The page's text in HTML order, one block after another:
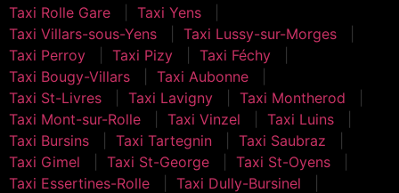
Taxi Rolle Gare
Taxi Yens
Taxi Villars-sous-Yens
Taxi Lussy-sur-Morges
Taxi Perroy
Taxi Pizy
Taxi Féchy
Taxi Bougy-Villars
Taxi Aubonne
Taxi St-Livres
Taxi Lavigny
Taxi Montherod
Taxi Mont-sur-Rolle
Taxi Vinzel
Taxi Luins
Taxi Bursins
Taxi Tartegnin
Taxi Saubraz
Taxi Gimel
Taxi St-George
Taxi St-Oyens
Taxi Essertines-Rolle
Taxi Dully-Bursinel